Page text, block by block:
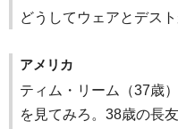
どうしてウェアとデス
アメリカ
ティム・リーム（37歳
を見てみろ。38歳の長